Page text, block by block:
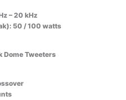
– 20 kHz
50 / 100 watts
Dome Tweeters